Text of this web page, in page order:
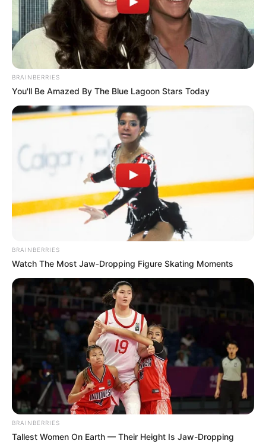
BRAINBERRIES
You'll Be Amazed By The Blue Lagoon Stars Today
BRAINBERRIES
Watch The Most Jaw‑Dropping Figure Skating Moments
BRAINBERRIES
Tallest Women On Earth — Their Height Is Jaw-Dropping